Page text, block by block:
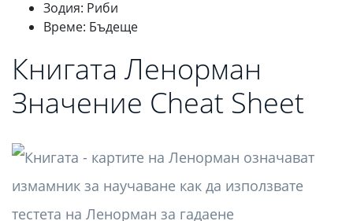
Зодия: Риби
Време: Бъдеще
Книгата Ленорман
Значение Cheat Sheet